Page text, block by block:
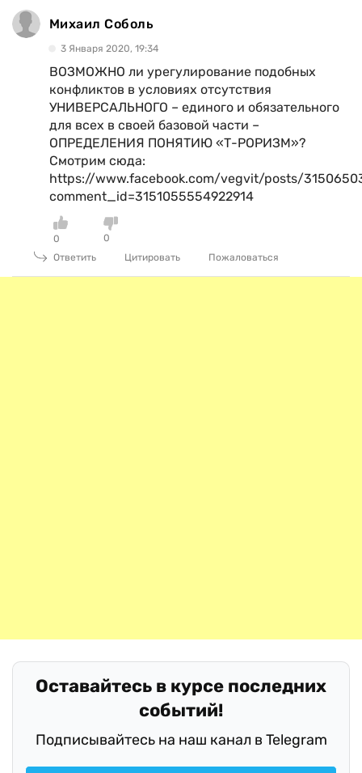
Михаил Соболь
3 Января 2020, 19:34
ВОЗМОЖНО ли урегулирование подобных
конфликтов в условиях отсутствия
УНИВЕРСАЛЬНОГО – единого и обязательного
для всех в своей базовой части –
ОПРЕДЕЛЕНИЯ ПОНЯТИЮ «Т-РОРИЗМ»?
Смотрим сюда:
https://www.facebook.com/vegvit/posts/
comment_id=3151055554922914
0
0
Ответить
Цитировать Пожаловаться
Оставайтесь в курсе последних
событий!
Подписывайтесь на наш канал в Telegram